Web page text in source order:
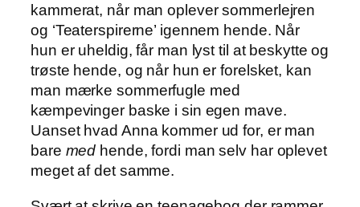
kammerat, når man oplever sommerlejren
og ‘Teaterspirerne’ igennem hende. Når
hun er uheldig, får man lyst til at beskytte og
trøste hende, og når hun er forelsket, kan
man mærke sommerfugle med
kæmpevinger baske i sin egen mave.
Uanset hvad Anna kommer ud for, er man
bare med hende, fordi man selv har oplevet
meget af det samme.